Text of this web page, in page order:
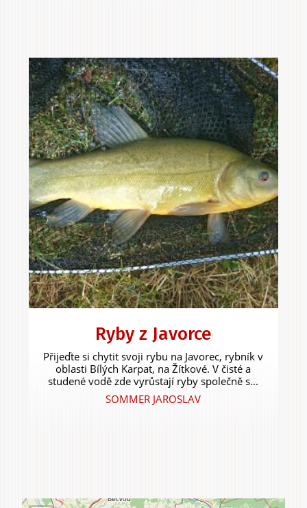
Ryby z Javorce
Přijeďte si chytit svoji rybu na Javorec, rybník v
oblasti Bílých Karpat, na Žítkové. V čisté a
studené vodě zde vyrůstají ryby společně s...
SOMMER JAROSLAV